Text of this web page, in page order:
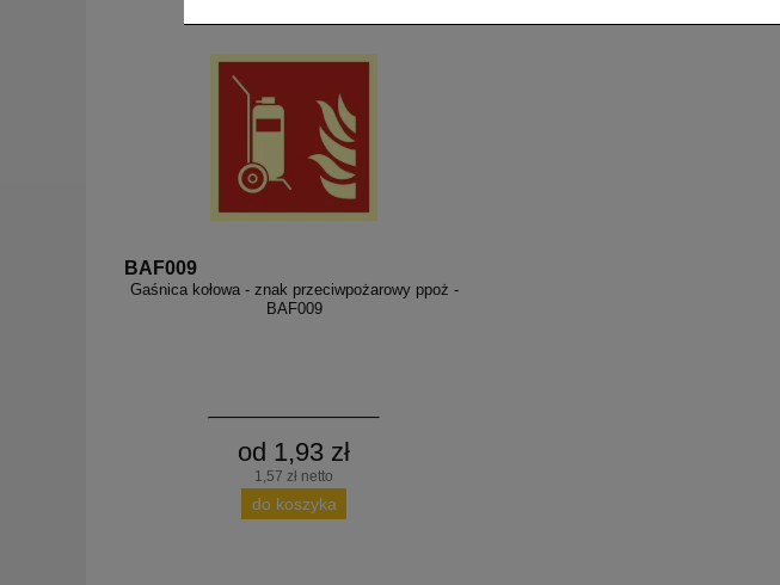
BAF009
Gaśnica kołowa - znak przeciwpożarowy ppoż -
BAF009
od 1,93 zł
1,57 zł netto
do koszyka